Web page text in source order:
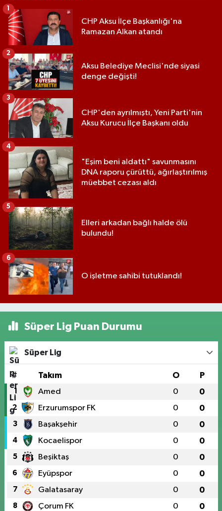
CHP Aksu İlçe Başkanlığı'na
Ramazan Alkan atandı
1
Aksu Belediye Meclisi'nde siyasi
denge değişti!
2
CHP'den ayrılmıştı, Yeni Parti'nin
Aksu Kurucu İlçe Başkanı oldu
3
"Eşim beni aldattı" savunmasını
DNA raporu çürüttü, ağırlaştırılmış
müebbet cezası aldı
4
Elleri arkadan bağlı halde ölü
bulundu!
5
O işletme sahibi tutuklandı!
6
Süper Lig Puan Durumu
Süper Lig
# Takım O P
1 Amed 0 0
2 Erzurumspor FK 0 0
3 Başakşehir 0 0
4 Kocaelispor 0 0
5 Beşiktaş 0 0
6 Eyüpspor 0 0
7 Galatasaray 0 0
8 Çorum FK 0 0